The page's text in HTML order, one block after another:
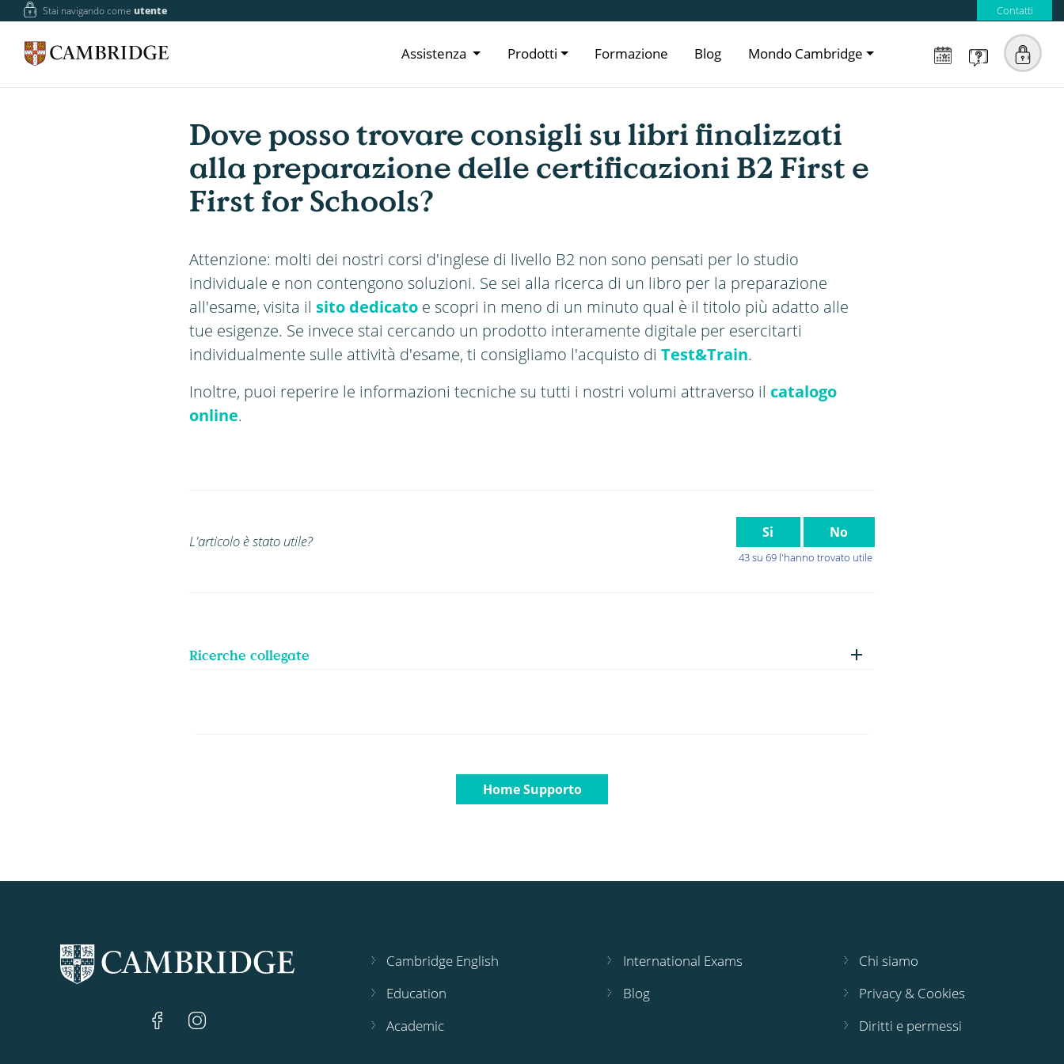
Stai navigando comeutente Contatti
Assistenza Prodotti Formazione Blog Mondo Cambridge
Dove posso trovare consigli su libri finalizzati
alla preparazione delle certificazioni B2 First e
First for Schools?
Attenzione: molti dei nostri corsi d'inglese di livello B2 non sono pensati per lo studio
individuale e non contengono soluzioni. Se sei alla ricerca di un libro per la preparazione
all'esame, visita il sito dedicato e scopri in meno di un minuto qual è il titolo più adatto alle
tue esigenze. Se invece stai cercando un prodotto interamente digitale per esercitarti
individualmente sulle attività d'esame, ti consigliamo l'acquisto di Test&Train.
Inoltre, puoi reperire le informazioni tecniche su tutti i nostri volumi attraverso il catalogo
online.
L'articolo è stato utile? Si No
43 su 69 l'hanno trovato utile
Ricerche collegate
Home Supporto
Cambridge English
Education
Academic
International Exams
Blog
Chi siamo
Privacy & Cookies
Diritti e permessi